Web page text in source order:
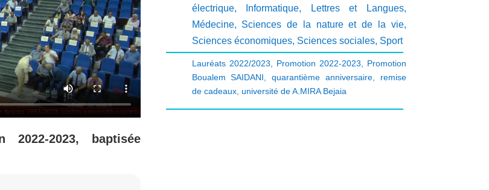
2023, baptisée
électrique, Informatique, Lettres et Langues,
Médecine, Sciences de la nature et de la vie,
Sciences économiques, Sciences sociales, Sport
Lauréats 2022/2023, Promotion 2022-2023, Promotion
Boualem SAIDANI,quarantième anniversaire, remise
de cadeaux, université de A.MIRA Bejaia